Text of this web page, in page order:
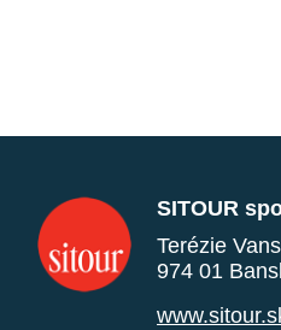
SITOUR
Terézie
974 01